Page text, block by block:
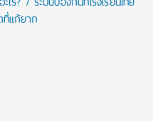
แก้ยาก